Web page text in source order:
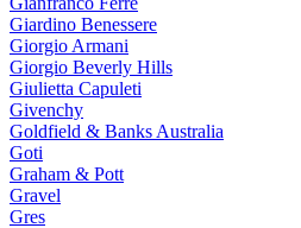
Giardino Benessere
Giorgio Armani
Giorgio Beverly Hills
Giulietta Capuleti
Givenchy
Goldfield & Banks Australia
Goti
Graham & Pott
Gravel
Gres